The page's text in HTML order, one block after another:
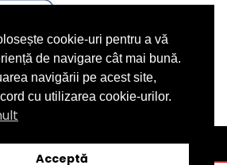
Argeș. Toate drepturile rezervate
design byXITE.ro
cookie-uri pentru a vă
de navigare cât mai bună.
navigării pe acest site,
cu utilizarea cookie-urilor.
Acceptă